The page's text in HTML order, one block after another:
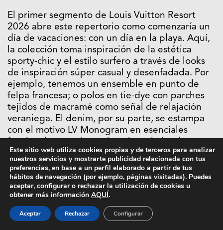
El primer segmento de Louis Vuitton Resort
2026 abre este repertorio como comenzaría un
día de vacaciones: con un día en la playa. Aquí,
la colección toma inspiración de la estética
sporty-chic y el estilo surfero a través de looks
de inspiración súper casual y desenfadada. Por
ejemplo, tenemos un ensemble en punto de
felpa francesa; o polos en tie-dye con parches
tejidos de macramé como señal de relajación
veraniega. El denim, por su parte, se estampa
con el motivo LV Monogram en esenciales
base para las prendas blancas y para los
accesorios. Los de esta parte, rescatan tonos
naranjas y rosas potentes y se plasman en
iconos atemporales. Y, como punto naif, se
construye un bolso-balón de volley en cuero y
lona Monogram.
Este sitio web utiliza cookies propias y de terceros para analizar
nuestros servicios y mostrarte publicidad relacionada con tus
preferencias, en base a un perfil elaborado a partir de tus
hábitos de navegación (por ejemplo, páginas visitadas). Puedes
aceptar, configurar o rechazar la utilización de cookies u
obtener más información AQUÍ.
Aceptar Rechazar Configurar